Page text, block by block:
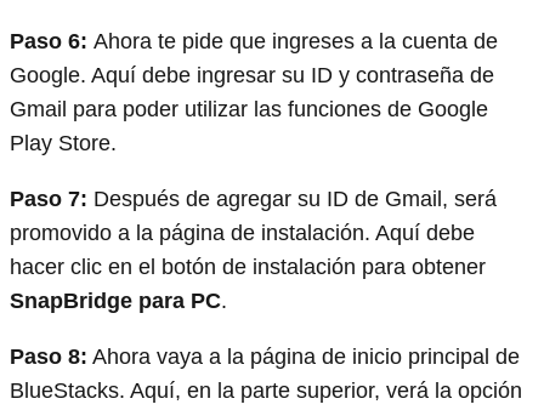
Paso 6: Ahora te pide que ingreses a la cuenta de
Google. Aquí debe ingresar su ID y contraseña de
Gmail para poder utilizar las funciones de Google
Play Store.
Paso 7: Después de agregar su ID de Gmail, será
promovido a la página de instalación. Aquí debe
hacer clic en el botón de instalación para obtener
SnapBridge para PC.
Paso 8: Ahora vaya a la página de inicio principal de
BlueStacks. Aquí, en la parte superior, verá la opción